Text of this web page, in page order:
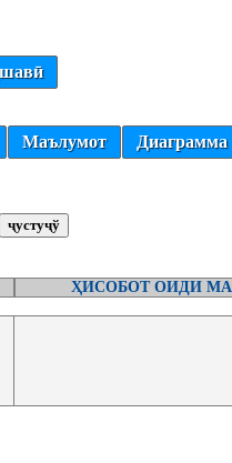
Маълумот Диаграмма
ҲИСОБОТ ОИДИ